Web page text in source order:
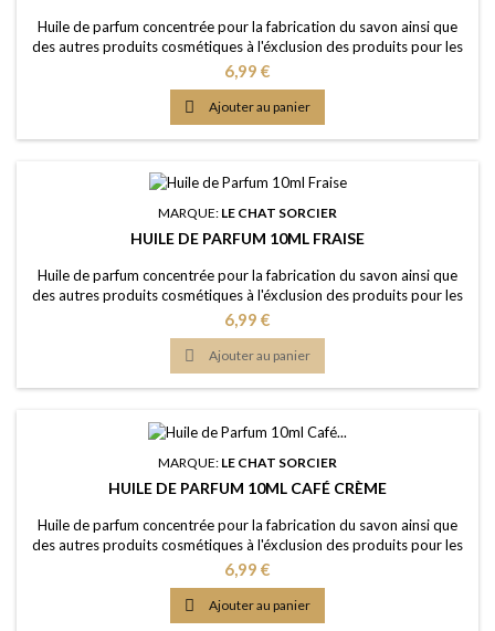
Huile de parfum concentrée pour la fabrication du savon ainsi que
des autres produits cosmétiques à l'éxclusion des produits pour les
lèvres ou la bouche Caractère: rafraîchissant, fruité, acidique,
piquante, propre Couleur: Sans colorants - couleur naturelle: Jaune
clair Dosage maximal: IFRA classe 9 (Savon) 4,80%
Certification: Certficat de...
Prix
6,99 €
 Ajouter au panier
MARQUE: LE CHAT SORCIER
HUILE DE PARFUM 10ML FRAISE
Huile de parfum concentrée pour la fabrication du savon ainsi que
des autres produits cosmétiques à l'éxclusion des produits pour les
lèvres ou la bouche Caractère: fruité, sucré et extrêmement
populaire Couleur: Sans colorants - couleur naturelle: Presque
incolorée Dosage conseillé: 2% à 5% Certification: Certficat de
conformité IFRA 50e et...
Prix
6,99 €
 Ajouter au panier
MARQUE: LE CHAT SORCIER
HUILE DE PARFUM 10ML CAFÉ CRÈME
Huile de parfum concentrée pour la fabrication du savon ainsi que
des autres produits cosmétiques à l'éxclusion des produits pour les
lèvres ou la bouche Caractère: café vanillé et lacté avec une touche
de cacao Couleur: Sans colorants - couleur naturelle: Brune Dosage
conseillé: 2% à 5% Certification: Certficat de conformité IFRA 50e et
analyse...
Prix
6,99 €
 Ajouter au panier